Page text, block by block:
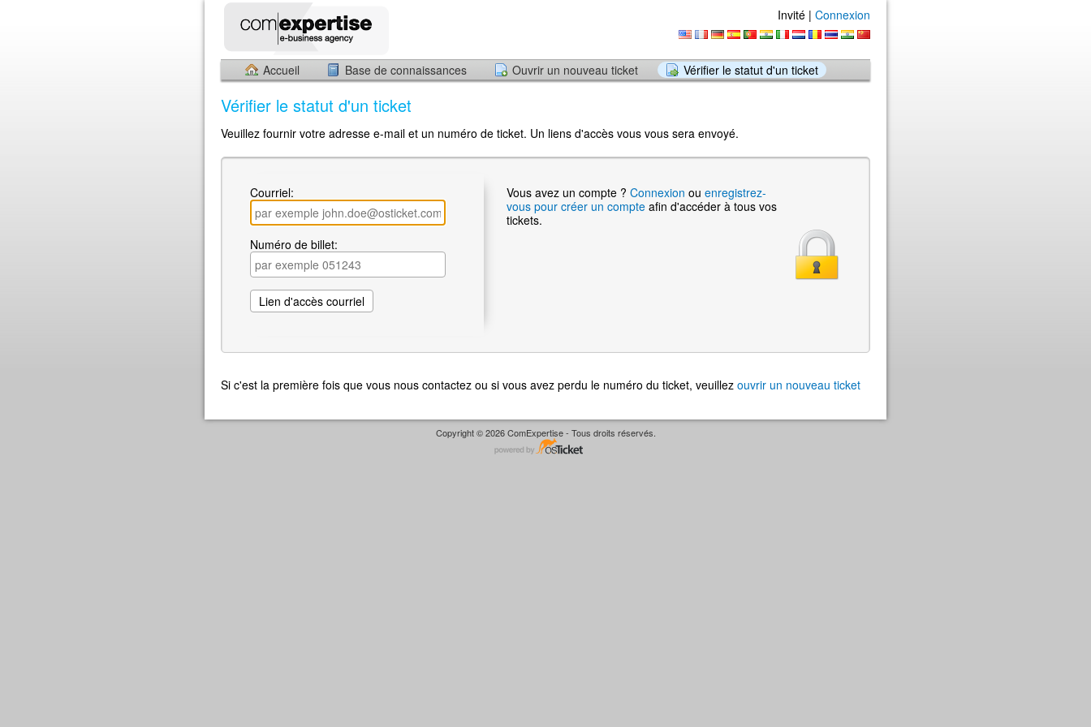
Invité | Connexion
Accueil Base de connaissances Ouvrir un nouveau ticket Vérifier le statut d'un ticket
Vérifier le statut d'un ticket
Veuillez fournir votre adresse e-mail et un numéro de ticket. Un liens d'accès vous vous sera envoyé.
Courriel:
Numéro de billet:
Vous avez un compte ? Connexion ou enregistrez-
vous pour créer un compte afin d'accéder à tous vos
tickets.
Si c'est la première fois que vous nous contactez ou si vous avez perdu le numéro du ticket, veuillez ouvrir un nouveau ticket
Copyright © 2026 ComExpertise - Tous droits réservés.